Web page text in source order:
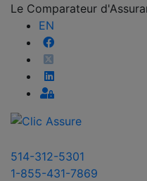
Le Comparateur
EN
514-312-5301
1-855-431-7869